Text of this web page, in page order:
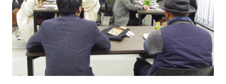
ABOUT
会社概要
歴史・沿革
NEWS
BRAND/SHOP